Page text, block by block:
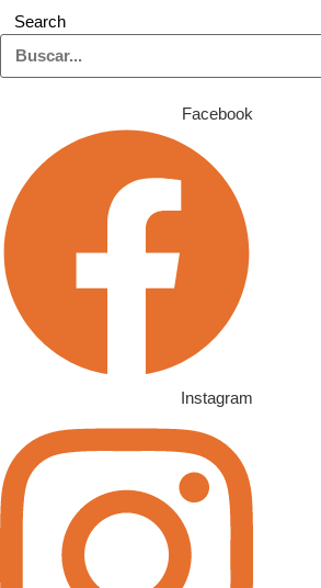
Search
Facebook
Instagram